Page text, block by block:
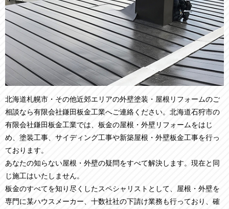
北海道札幌市・その他近郊エリアの外壁塗装・屋根リフォームのご
相談なら有限会社鎌田板金工業へご連絡ください。北海道石狩市の
有限会社鎌田板金工業では、板金の屋根・外壁リフォームをはじ
め、塗装工事、サイディング工事や新築屋根・外壁板金工事を行っ
ております。
あなたの知らない屋根・外壁の疑問をすべて解決します。現在と同
じ施工はいたしません。
板金のすべてを知り尽くしたスペシャリストとして、屋根・外壁を
専門に某ハウスメーカー、十数社社の下請け業務も行っており、確